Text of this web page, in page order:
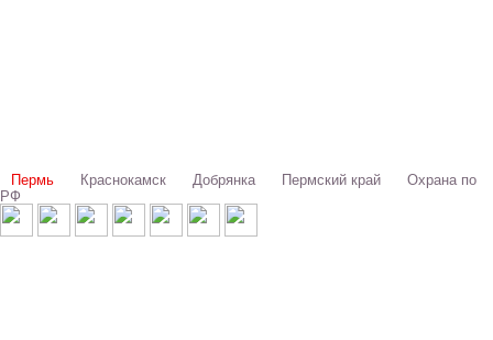
Пермь Краснокамск Добрянка Пермский край Охрана по
РФ